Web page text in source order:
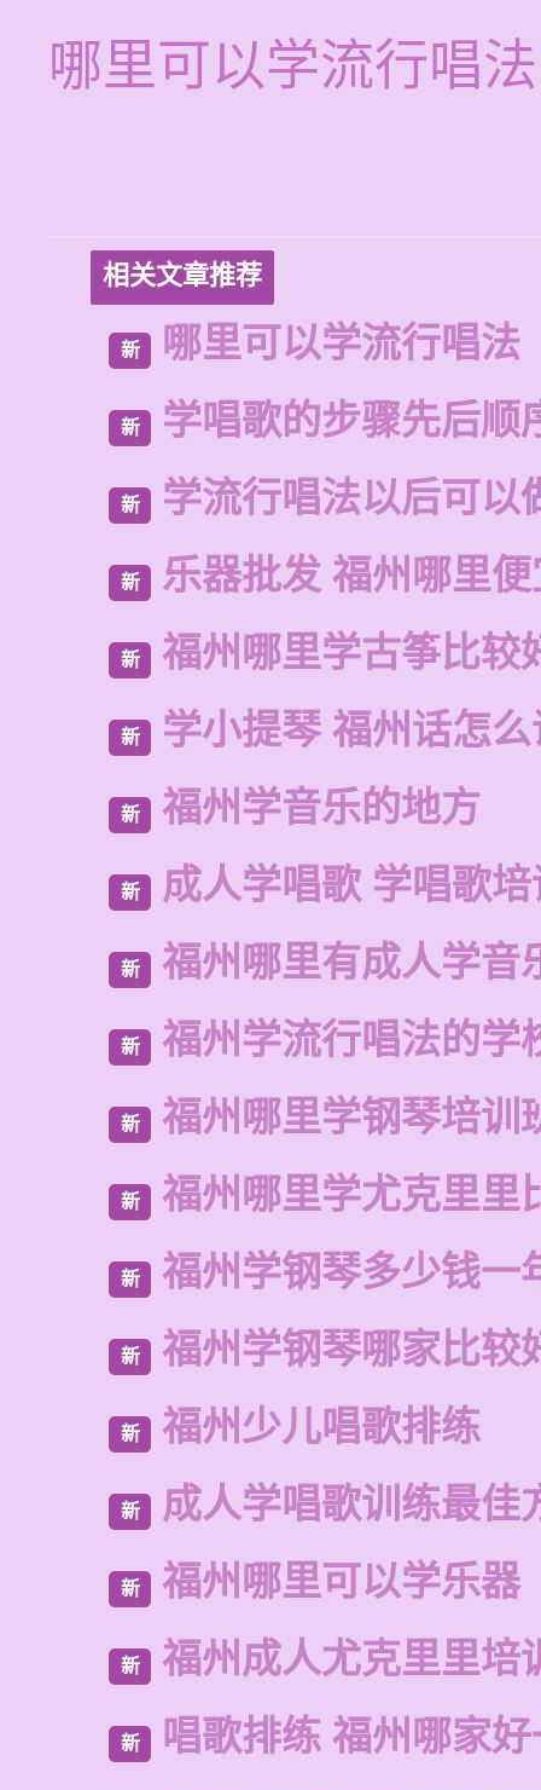
哪里可以学流行唱法
相关文章推荐
新 哪里可以学流行唱法
新 学唱歌的步骤先后顺
新 学流行唱法以后可以
新 乐器批发 福州哪里
新 福州哪里学古筝比较
新 学小提琴 福州话怎
新 福州学音乐的地方
新 成人学唱歌 学唱歌培
新 福州哪里有成人学音
新 福州学流行唱法的学
新 福州哪里学钢琴培训
新 福州哪里学尤克里里
新 福州学钢琴多少钱一
新 福州学钢琴哪家比较
新 福州少儿唱歌排练
新 成人学唱歌训练最佳
新 福州哪里可以学乐器
新 福州成人尤克里里培
新 唱歌排练 福州哪家